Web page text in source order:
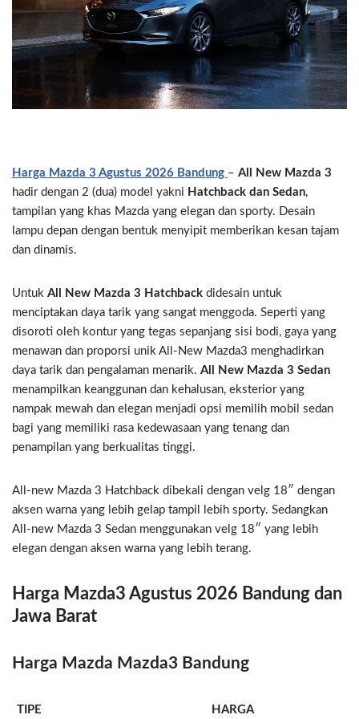
Harga Mazda 3 Agustus 2026 Bandung – All New Mazda 3
hadir dengan 2 (dua) model yakni Hatchback dan Sedan,
tampilan yang khas Mazda yang elegan dan sporty. Desain
lampu depan dengan bentuk menyipit memberikan kesan tajam
dan dinamis.
Untuk All New Mazda 3 Hatchback didesain untuk
menciptakan daya tarik yang sangat menggoda. Seperti yang
disoroti oleh kontur yang tegas sepanjang sisi bodi, gaya yang
menawan dan proporsi unik All-New Mazda3 menghadirkan
daya tarik dan pengalaman menarik. All New Mazda 3 Sedan
menampilkan keanggunan dan kehalusan, eksterior yang
nampak mewah dan elegan menjadi opsi memilih mobil sedan
bagi yang memiliki rasa kedewasaan yang tenang dan
penampilan yang berkualitas tinggi.
All-new Mazda 3 Hatchback dibekali dengan velg 18″ dengan
aksen warna yang lebih gelap tampil lebih sporty. Sedangkan
All-new Mazda 3 Sedan menggunakan velg 18″ yang lebih
elegan dengan aksen warna yang lebih terang.
Harga Mazda3 Agustus 2026 Bandung dan
Jawa Barat
Harga Mazda Mazda3 Bandung
TIPE HARGA